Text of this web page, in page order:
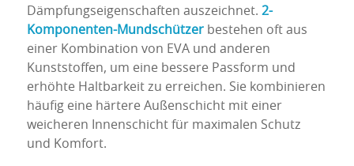
Dämpfungseigenschaften auszeichnet. 2-
Komponenten-Mundschützerbestehen oft aus
einer Kombination von EVA und anderen
Kunststoffen, um eine bessere Passform und
erhöhte Haltbarkeit zu erreichen. Sie kombinieren
häufig eine härtere Außenschicht mit einer
weicheren Innenschicht für maximalen Schutz
und Komfort.